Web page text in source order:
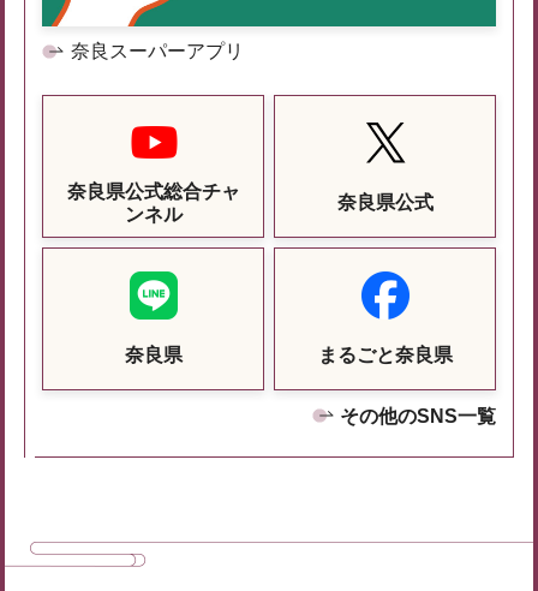
奈良スーパーアプリ
奈良県公式総合チャ
ンネル
奈良県公式
奈良県 まるごと奈良県
その他のSNS一覧